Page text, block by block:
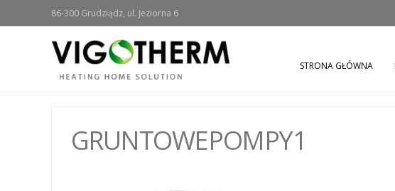
86-300 Grudziądz, ul. Jeziorna 6
STRONA GŁÓWNA
GRUNTOWEPOMPY1